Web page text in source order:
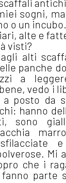
sogni,
o un
alte e
visti?
alti
panche
a
vedo i
posto da
hanno
sono
Mi
che i
parte